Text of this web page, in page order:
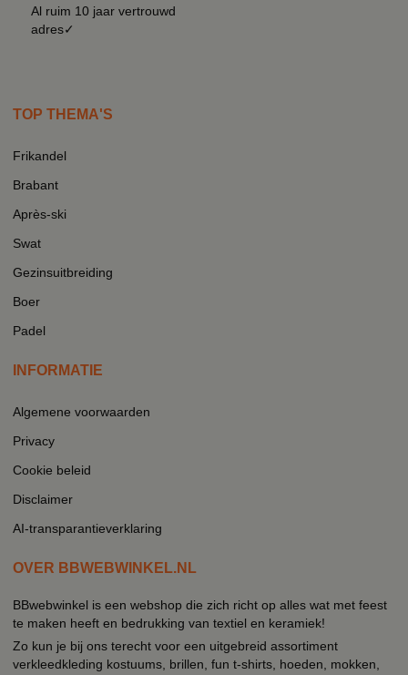
Al ruim 10 jaar vertrouwd
adres✓
TOP THEMA'S
Frikandel
Brabant
Après-ski
Swat
Gezinsuitbreiding
Boer
Padel
INFORMATIE
Algemene voorwaarden
Privacy
Cookie beleid
Disclaimer
AI-transparantieverklaring
OVER BBWEBWINKEL.NL
BBwebwinkel is een webshop die zich richt op alles wat met feest
te maken heeft en bedrukking van textiel en keramiek!
Zo kun je bij ons terecht voor een uitgebreid assortiment
verkleedkleding kostuums, brillen, fun t-shirts, hoeden, mokken,